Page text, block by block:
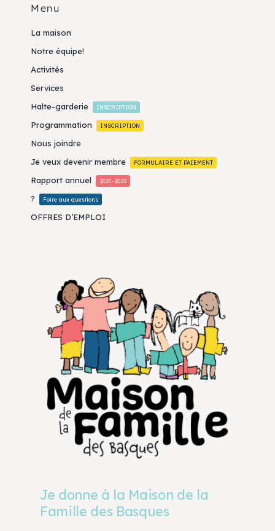
Menu
La maison
Notre équipe!
Activités
Services
Halte-garderie
INSCRIPTION
Programmation INSCRIPTION
Nous joindre
Je veux devenir membre
FORMULAIRE ET PAIEMENT
Rapport annuel 2021-2022
? Foire aux questions
OFFRES D’EMPLOI
Je donne à la Maison de la
Famille des Basques